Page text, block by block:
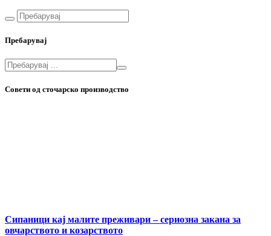
Пребарувај
Совети од сточарско производство
Сипаници кај малите преживари – сериозна закана за
овчарството и козарството